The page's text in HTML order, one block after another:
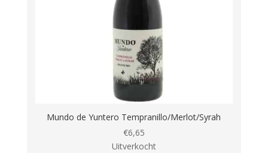
Mundo de Yuntero Tempranillo/Merlot/Syrah
€6,65
Uitverkocht